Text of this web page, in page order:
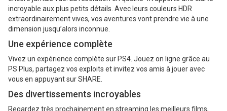
incroyable aux plus petits détails. Avec leurs couleurs HDR
extraordinairement vives, vos aventures vont prendre vie à une
dimension jusqu’alors inconnue.
Une expérience complète
Vivez un expérience complète sur PS4. Jouez on ligne grâce au
PS Plus, partagez vos exploits et invitez vos amis à jouer avec
vous en appuyant sur SHARE.
Des divertissements incroyables
Regardez très prochainement en streaming les meilleurs films,